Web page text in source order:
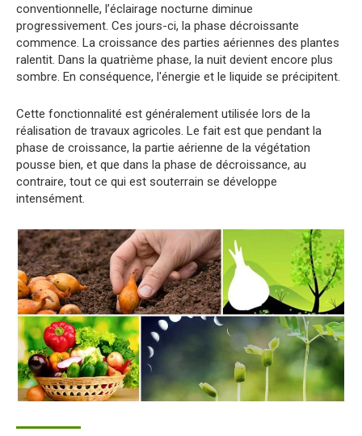
conventionnelle, l’éclairage nocturne diminue
progressivement. Ces jours-ci, la phase décroissante
commence. La croissance des parties aériennes des plantes
ralentit. Dans la quatrième phase, la nuit devient encore plus
sombre. En conséquence, l'énergie et le liquide se précipitent.
Cette fonctionnalité est généralement utilisée lors de la
réalisation de travaux agricoles. Le fait est que pendant la
phase de croissance, la partie aérienne de la végétation
pousse bien, et que dans la phase de décroissance, au
contraire, tout ce qui est souterrain se développe
intensément.